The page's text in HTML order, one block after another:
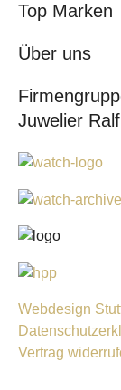
Top Marken
Über uns
Juwelier
Webdesign
Vertrag